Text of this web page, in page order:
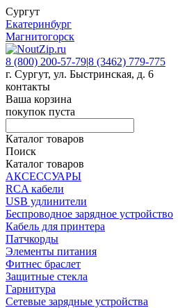
Сургут
Екатеринбург
Магнитогорск
8 (800) 200-57-79|8 (3462) 779-775
г. Сургут, ул. Быстринская, д. 6
контакты
Ваша корзина
покупок пуста
Каталог товаров
Поиск
Каталог товаров
АКСЕССУАРЫ
RCA кабели
USB удлинители
Беспроводное зарядное устройство
Кабель для принтера
Патчкорды
Элементы питания
Фитнес браслет
Защитные стекла
Гарнитура
Сетевые зарядные устройства